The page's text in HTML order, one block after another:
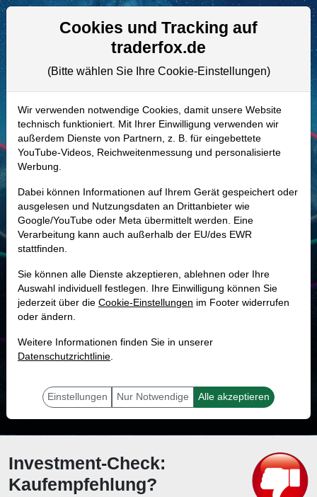
Aktien- und Artikelsuche
A2QMNU | DFH–Dream Finders
Homes Aktie
Realtime-Aktienkurs:
- - -
-
Marktkapitalisierung 1,29 Mrd. USD
Unternehmenswert
Umsatz 4,32 Mrd. USD
17.3 %
mit dieser Aktie erfolgreich sein.
Investment-Check:
Kaufempfehlung?
Cookies und Tracking auf
traderfox.de
(Bitte wählen Sie Ihre Cookie-Einstellungen)
Wir verwenden notwendige Cookies, damit unsere Website
technisch funktioniert. Mit Ihrer Einwilligung verwenden wir
außerdem Dienste von Partnern, z. B. für eingebettete
YouTube-Videos, Reichweitenmessung und personalisierte
Werbung.
Dabei können Informationen auf Ihrem Gerät gespeichert oder
ausgelesen und Nutzungsdaten an Drittanbieter wie
Google/YouTube oder Meta übermittelt werden. Eine
Verarbeitung kann auch außerhalb der EU/des EWR
stattfinden.
Sie können alle Dienste akzeptieren, ablehnen oder Ihre
Auswahl individuell festlegen. Ihre Einwilligung können Sie
jederzeit über die Cookie-Einstellungen im Footer widerrufen
oder ändern.
Weitere Informationen finden Sie in unserer
Datenschutzrichtlinie.
Einstellungen Nur Notwendige Alle akzeptieren